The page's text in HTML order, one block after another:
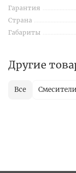
Гарантия
Страна
Габариты
Другие
Все